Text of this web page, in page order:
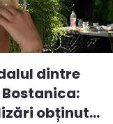
dintre
obținut...